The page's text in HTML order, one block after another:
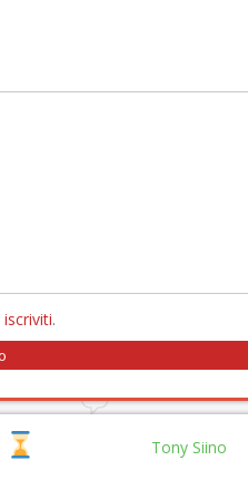
iscriviti.
Tony Siino